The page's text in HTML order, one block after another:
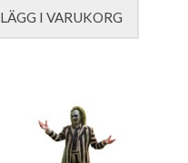
LÄGG I VARUKORG